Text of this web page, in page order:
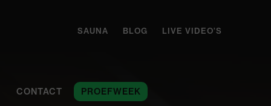
SAUNA BLOG LIVE VIDEO’S
CONTACT PROEFWEEK